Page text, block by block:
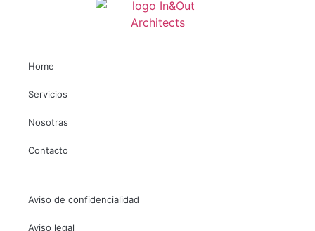
Home
Servicios
Nosotras
Contacto
Aviso de confidencialidad
Aviso legal